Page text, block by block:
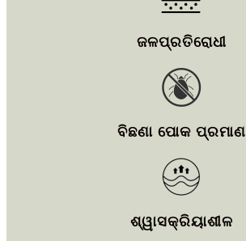
ଜଳପ୍ରତିରୋଧୀ
ବିଛଣା ପୋକ ପ୍ରମାଣ
ଶ୍ୱାସକ୍ରିୟାଶୀଳ